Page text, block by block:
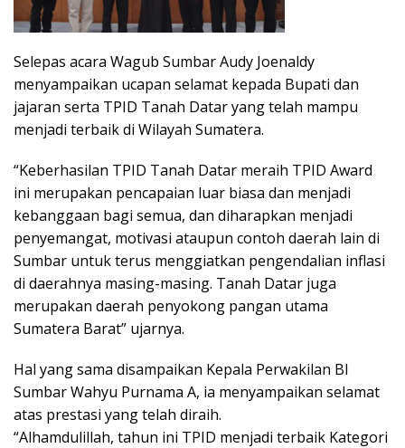
Selepas acara Wagub Sumbar Audy Joenaldy
menyampaikan ucapan selamat kepada Bupati dan
jajaran serta TPID Tanah Datar yang telah mampu
menjadi terbaik di Wilayah Sumatera.
“Keberhasilan TPID Tanah Datar meraih TPID Award
ini merupakan pencapaian luar biasa dan menjadi
kebanggaan bagi semua, dan diharapkan menjadi
penyemangat, motivasi ataupun contoh daerah lain di
Sumbar untuk terus menggiatkan pengendalian inflasi
di daerahnya masing-masing. Tanah Datar juga
merupakan daerah penyokong pangan utama
Sumatera Barat” ujarnya.
Hal yang sama disampaikan Kepala Perwakilan BI
Sumbar Wahyu Purnama A, ia menyampaikan selamat
atas prestasi yang telah diraih.
“Alhamdulillah, tahun ini TPID menjadi terbaik Kategori